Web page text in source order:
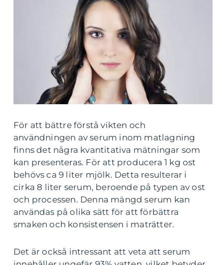
För att bättre förstå vikten och
användningen av serum inom matlagning
finns det några kvantitativa mätningar som
kan presenteras. För att producera 1 kg ost
behövs ca 9 liter mjölk. Detta resulterar i
cirka 8 liter serum, beroende på typen av ost
och processen. Denna mängd serum kan
användas på olika sätt för att förbättra
smaken och konsistensen i maträtter.
Det är också intressant att veta att serum